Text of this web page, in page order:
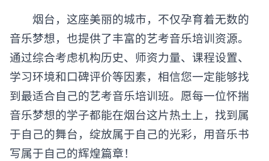
烟台，这座美丽的城市，不仅孕育着无数的
音乐梦想，也提供了丰富的艺考音乐培训资源。
通过综合考虑机构历史、师资力量、课程设置、
学习环境和口碑评价等因素，相信您一定能够找
到最适合自己的艺考音乐培训班。愿每一位怀揣
音乐梦想的学子都能在烟台这片热土上，找到属
于自己的舞台，绽放属于自己的光彩，用音乐书
写属于自己的辉煌篇章！